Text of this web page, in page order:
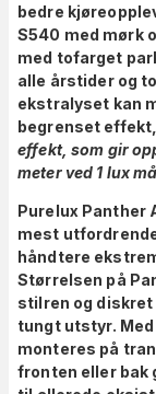
bedre
S540 med mørk
med tofarget
alle årstider og
ekstralyset kan
begrenset
effekt, som gir
meter ved 1 lux
Purelux Panther
mest
håndtere
Størrelsen på
stilren og
tungt utstyr.
monteres på
fronten eller bak